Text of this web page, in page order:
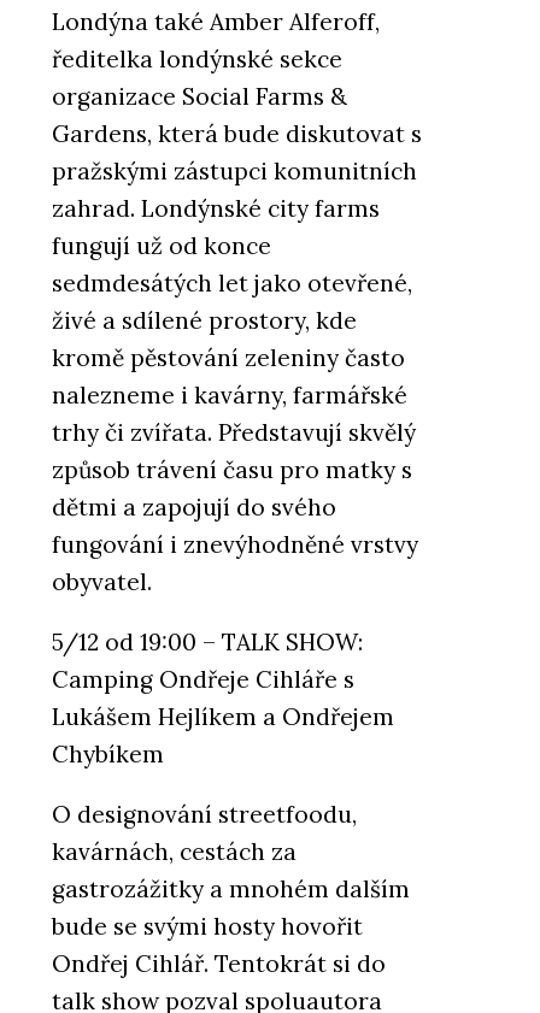
Londýna také Amber Alferoff,
ředitelka londýnské sekce
organizace Social Farms &
Gardens, která bude diskutovat s
pražskými zástupci komunitních
zahrad. Londýnské city farms
fungují už od konce
sedmdesátých let jako otevřené,
živé a sdílené prostory, kde
kromě pěstování zeleniny často
nalezneme i kavárny, farmářské
trhy či zvířata. Představují skvělý
způsob trávení času pro matky s
dětmi a zapojují do svého
fungování i znevýhodněné vrstvy
obyvatel.
5/12 od 19:00 – TALK SHOW:
Camping Ondřeje Cihláře s
Lukášem Hejlíkem a Ondřejem
Chybíkem
O designování streetfoodu,
kavárnách, cestách za
gastrozážitky a mnohém dalším
bude se svými hosty hovořit
Ondřej Cihlář. Tentokrát si do
talk show pozval spoluautora